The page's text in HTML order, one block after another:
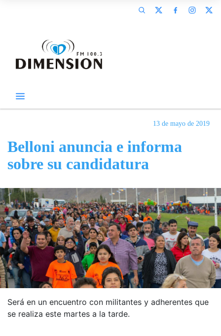
13 de mayo de 2019
Belloni anuncia e informa
sobre su candidatura
Será en un encuentro con militantes y adherentes que
se realiza este martes a la tarde.